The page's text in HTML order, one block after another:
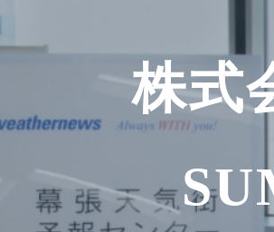
株式